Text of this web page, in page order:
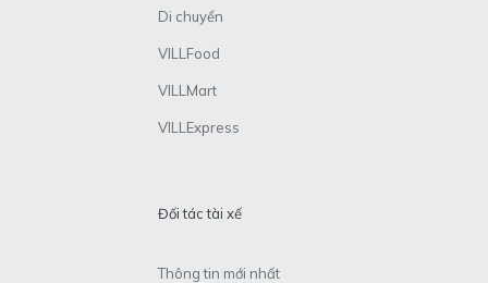
Di chuyển
VILLFood
VILLMart
VILLExpress
Đối tác tài xế
Thông tin mới nhất